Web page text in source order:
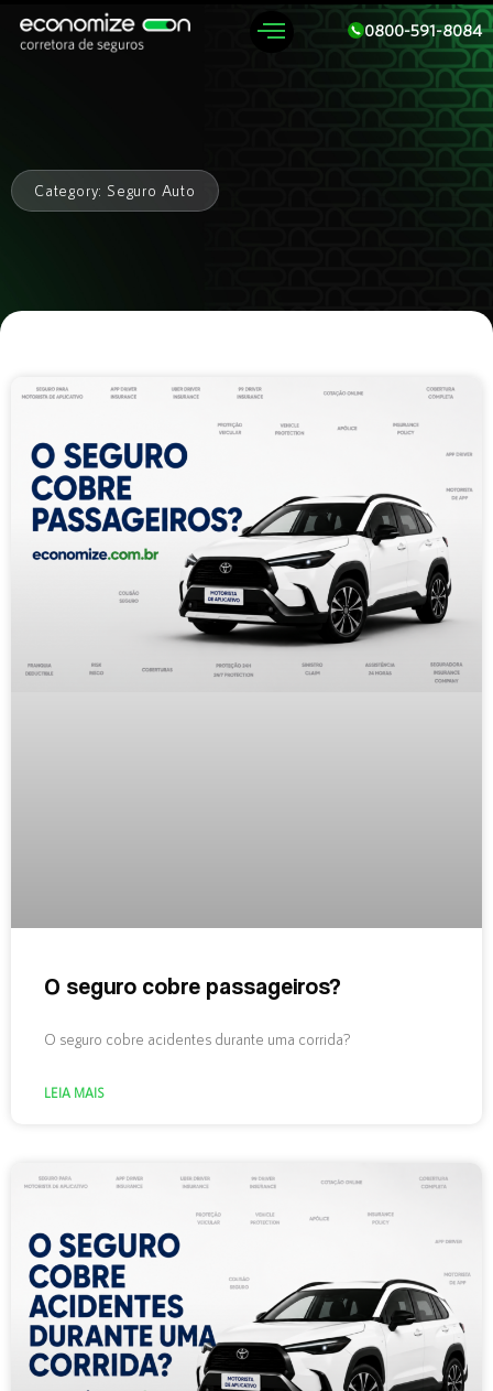
0800-591-8084
Category: Seguro Auto
O seguro cobre passageiros?
O seguro cobre acidentes durante uma corrida?
LEIA MAIS